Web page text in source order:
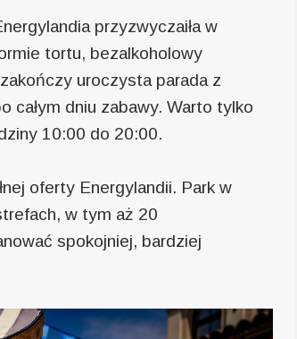
przyzwyczaiła w
tortu, bezalkoholowy
uroczysta parada z
całym dniu zabawy. Warto tylko
10:00 do 20:00.
oferty Energylandii. Park w
w tym aż 20
spokojniej, bardziej